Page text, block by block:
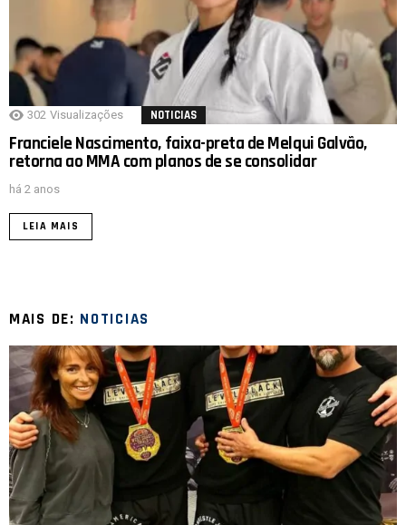
302 Visualizações NOTICIAS
Franciele Nascimento, faixa-preta de Melqui Galvão,
retorna ao MMA com planos de se consolidar
há 2 anos
LEIA MAIS
MAIS DE: NOTICIAS